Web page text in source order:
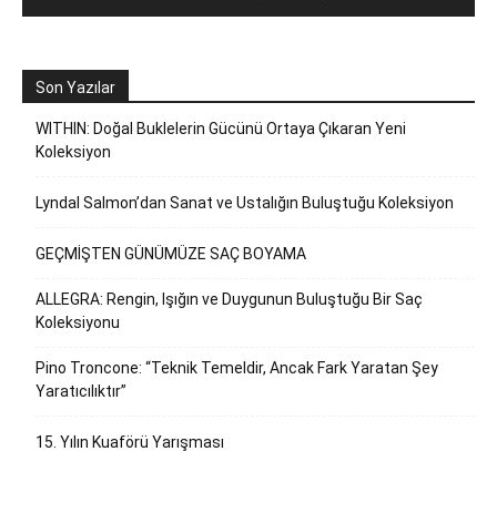
Son Yazılar
WITHIN: Doğal Buklelerin Gücünü Ortaya Çıkaran Yeni
Koleksiyon
Lyndal Salmon’dan Sanat ve Ustalığın Buluştuğu Koleksiyon
GEÇMİŞTEN GÜNÜMÜZE SAÇ BOYAMA
ALLEGRA: Rengin, Işığın ve Duygunun Buluştuğu Bir Saç
Koleksiyonu
Pino Troncone: “Teknik Temeldir, Ancak Fark Yaratan Şey
Yaratıcılıktır”
15. Yılın Kuaförü Yarışması